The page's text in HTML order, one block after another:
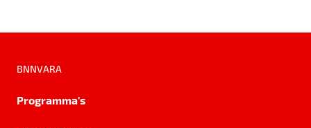
BNNVARA
Programma's